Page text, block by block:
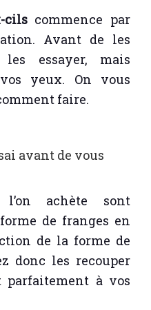
cilscommence par
Avant de les
essayer, mais
yeux. On vous
faire.
avant de vous
achète sont
de franges en
de la forme de
donc les recouper
parfaitement à vos